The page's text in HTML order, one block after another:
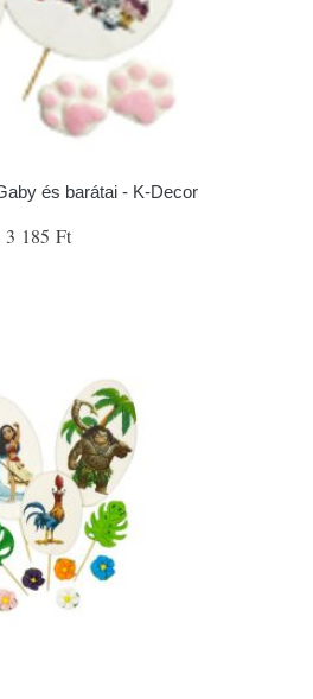
és barátai - K-Decor
3 185 Ft